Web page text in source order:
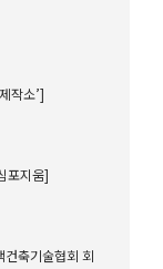
작소’]
포지움]
축기술협회 회